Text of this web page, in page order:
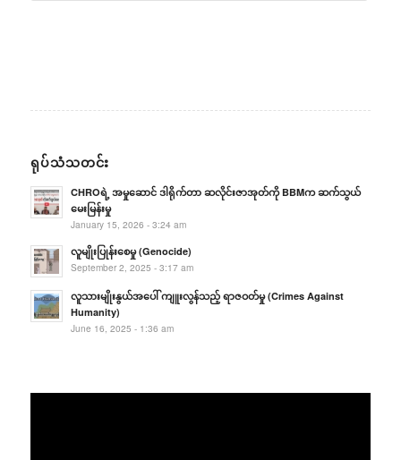
ရုပ်သံသတင်း
CHROရဲ့ အမှုဆောင် ဒါရိုက်တာ ဆလိုင်းဇာအုတ်ကို BBMက ဆက်သွယ်
မေးမြန်းမှု
January 15, 2026 - 3:24 am
လူမျိုးပြုန်းစေမှု (Genocide)
September 2, 2025 - 3:17 am
လူသားမျိုးနွယ်အပေါ် ကျူးလွန်သည့် ရာဇဝတ်မှု (Crimes Against
Humanity)
June 16, 2025 - 1:36 am